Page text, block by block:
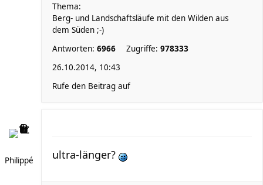
Thema:
Berg- und Landschaftsläufe mit den Wilden aus
dem Süden ;-)
Antworten: 6966 Zugriffe: 978333
26.10.2014, 10:43
Rufe den Beitrag auf
Philippé ultra-länger?